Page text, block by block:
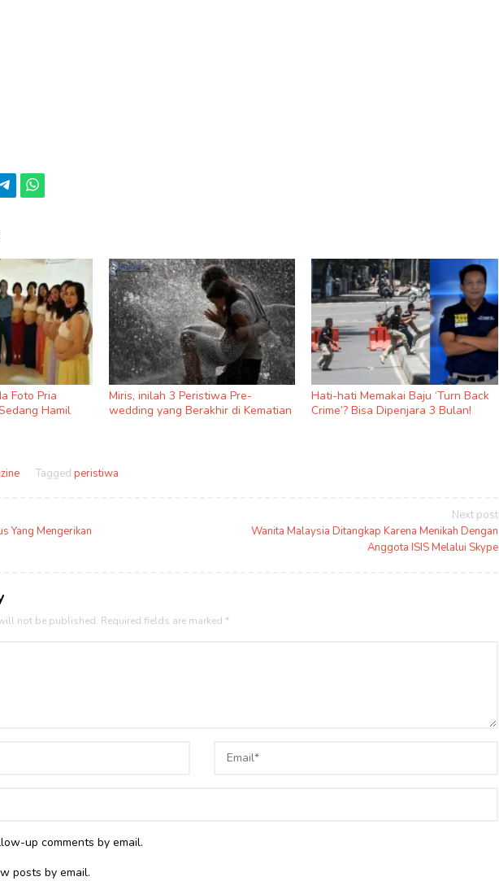
Foto Pria
Hamil
Miris, inilah 3 Peristiwa Pre-
wedding yang Berakhir di Kematian
Hati-hati Memakai Baju ‘Turn Back
Crime’? Bisa Dipenjara 3 Bulan!
Tagged peristiwa
Yang Mengerikan
Next post
Wanita Malaysia Ditangkap Karena Menikah Dengan
Anggota ISIS Melalui Skype
not be published. Required fields are marked *
up comments by email.
posts by email.